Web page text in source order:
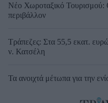
Νέο Χωροταξικό Τουρισμού:
περιβάλλον
Τράπεζες: Στα 55,5 εκατ.
ν. Κατσέλη
Τα ανοιχτά μέτωπα για την